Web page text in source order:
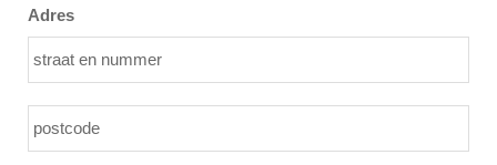
Adres